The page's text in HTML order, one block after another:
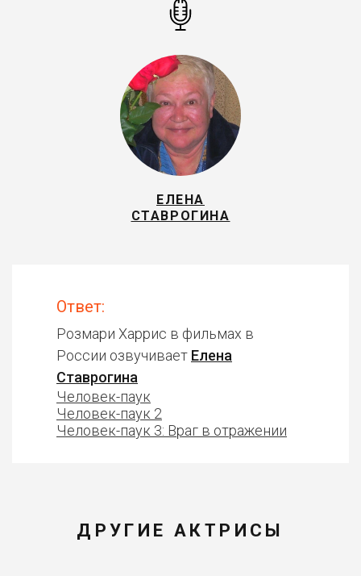
ЕЛЕНА
СТАВРОГИНА
Ответ:
Розмари Харрис в фильмах в
России озвучивает Елена
Ставрогина
Человек-паук
Человек-паук 2
Человек-паук 3: Враг в отражении
ДРУГИЕ АКТРИСЫ